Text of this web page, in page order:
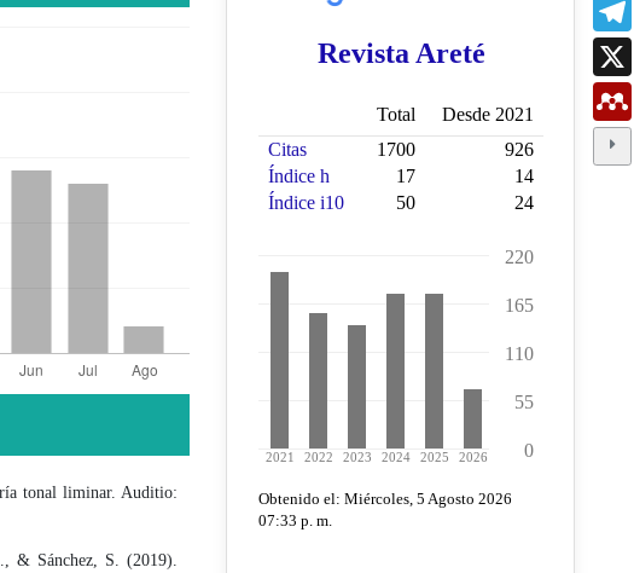
tonal liminar. Auditio:
& Sánchez, S. (2019).